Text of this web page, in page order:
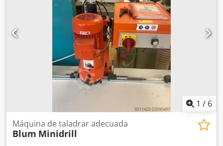
1 / 6
Máquina de taladrar adecuada
Blum Minidrill